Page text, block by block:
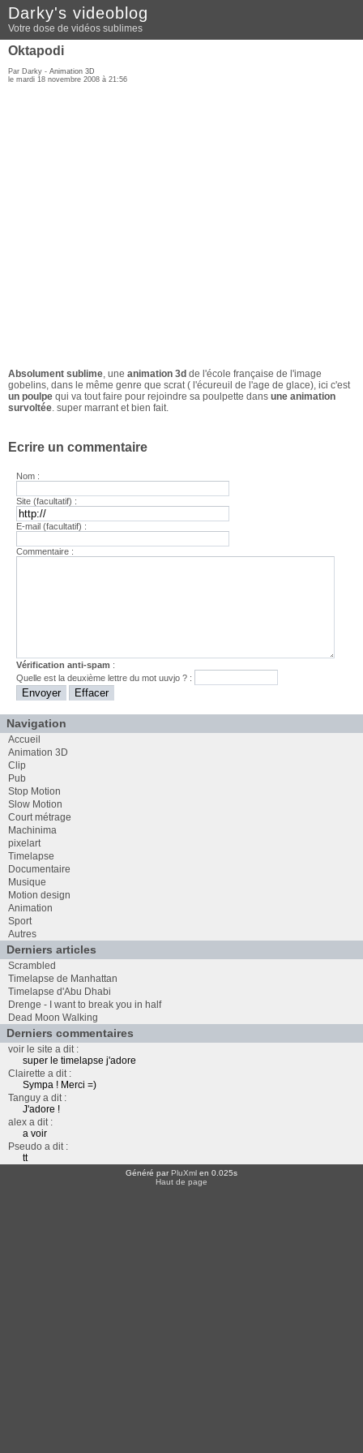
Darky's videoblog
Votre dose de vidéos sublimes
Oktapodi
Par Darky - Animation 3D
le mardi 18 novembre 2008 à 21:56
Absolument sublime, une animation 3d de l'école française de l'image
gobelins, dans le même genre que scrat ( l'écureuil de l'age de glace), ici c'est
un poulpe qui va tout faire pour rejoindre sa poulpette dans une animation
survoltée. super marrant et bien fait.
Ecrire un commentaire
Nom :
Site (facultatif) :
E-mail (facultatif) :
Commentaire :
Vérification anti-spam :
Quelle est ladeuxième lettre du motuuvjo ? :
Navigation
Accueil
Animation 3D
Clip
Pub
Stop Motion
Slow Motion
Court métrage
Machinima
pixelart
Timelapse
Documentaire
Musique
Motion design
Animation
Sport
Autres
Derniers articles
Scrambled
Timelapse de Manhattan
Timelapse d'Abu Dhabi
Drenge - I want to break you in half
Dead Moon Walking
Derniers commentaires
voir le site a dit :
super le timelapse j'adore
Clairette a dit :
Sympa ! Merci =)
Tanguy a dit :
J'adore !
alex a dit :
a voir
Pseudo a dit :
tt
Généré parPluXml en 0.025s
Haut de page